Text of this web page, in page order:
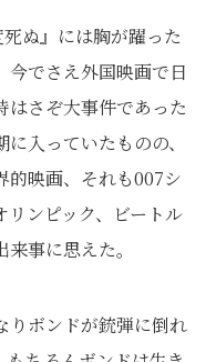
ぬ』には胸が躍った
今でさえ外国映画で日
はさぞ大事件であった
入っていたものの、
的映画、それも007シ
リンピック、ビートル
事に思えた。
りボンドが銃弾に倒れ